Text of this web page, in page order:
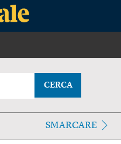
CERCA
SMARCARE